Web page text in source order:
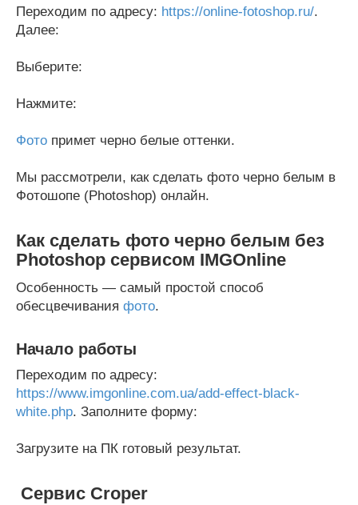
Переходим по адресу: https://online-fotoshop.ru/.
Далее:
Выберите:
Нажмите:
Фото примет черно белые оттенки.
Мы рассмотрели, как сделать фото черно белым в
Фотошопе (Photoshop) онлайн.
Как сделать фото черно белым без
Photoshop сервисом IMGOnline
Особенность — самый простой способ
обесцвечивания фото.
Начало работы
Переходим по адресу:
https://www.imgonline.com.ua/add-effect-black-
white.php. Заполните форму:
Загрузите на ПК готовый результат.
Сервис Croper